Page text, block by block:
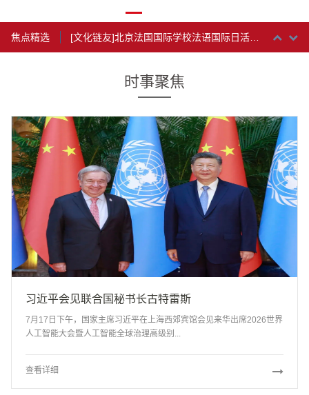
焦点精选
[亚洲国家]当财神遇到爱神：尼泊尔驻华大使和夫人Bishnu & Binda 金婚纪念日庆祝活动隆重举行
[文化链友]民心相通：环球云链建桥行动之小小外交官走进阿盟驻华代表处
[论坛传播]民族品牌，世界共享：中·索文化高质量发展论坛
[非洲国家]色彩非洲之贝宁暨中非艺术文化交流演出新年亮相北京
[论坛传播]2023重要会议回眸：中国国际供应链促进博览会在北京成功举行
[文化链友]环球云链“建桥行动”之小小外交官新年对话尼泊尔驻华大使
时事聚焦
习近平会见联合国秘书长古特雷斯
7月17日下午，国家主席习近平在上海西郊宾馆会见来华出席2026世界
人工智能大会暨人工智能全球治理高级别...
查看详细